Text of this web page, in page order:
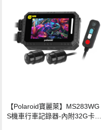
【Polaroid寶麗萊】MS283WG
S機車行車記錄器-內附32G卡